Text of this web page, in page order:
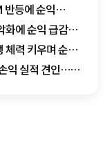
등에 순익
화에 순익 급감…
체력 키우며 순익
익 실적 견인…